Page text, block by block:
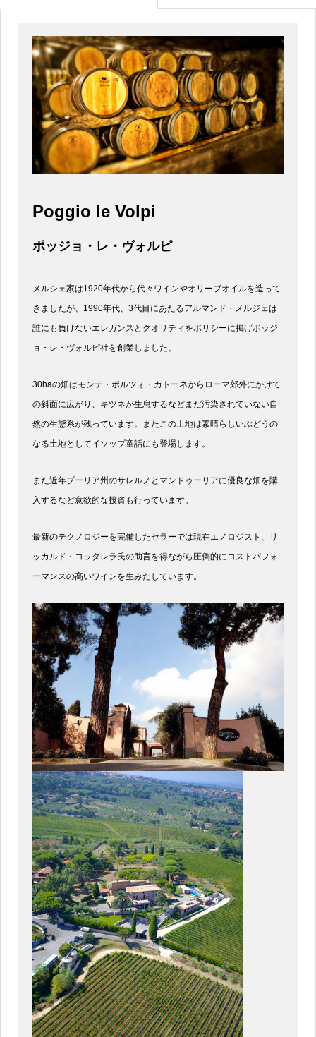
Poggio le Volpi
ポッジョ・レ・ヴォルピ
メルシェ家は1920年代から代々ワインやオリーブオイルを造って
きましたが、1990年代、3代目にあたるアルマンド・メルジェは
誰にも負けないエレガンスとクオリティをポリシーに掲げポッジ
ョ・レ・ヴォルピ社を創業しました。
30haの畑はモンテ・ポルツォ・カトーネからローマ郊外にかけて
の斜面に広がり、キツネが生息するなどまだ汚染されていない自
然の生態系が残っています。またこの土地は素晴らしいぶどうの
なる土地としてイソップ童話にも登場します。
また近年プーリア州のサレルノとマンドゥーリアに優良な畑を購
入するなど意欲的な投資も行っています。
最新のテクノロジーを完備したセラーでは現在エノロジスト、リ
ッカルド・コッタレラ氏の助言を得ながら圧倒的にコストパフォ
ーマンスの高いワインを生みだしています。